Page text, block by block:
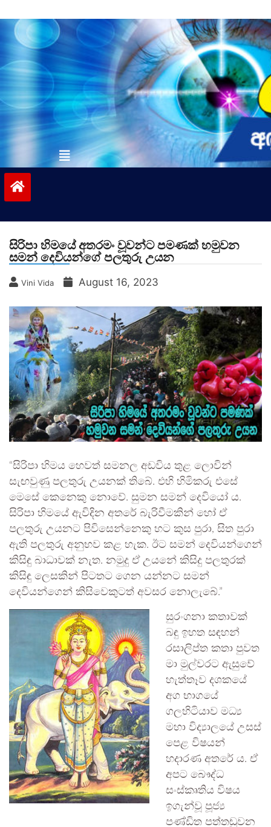
to
contentvinivida.lk
සිරිපා හිමයේ අතරමං වූවන්ට පමණක් හමුවන
සමන් දෙවියන්ගේ පලතුරු උයන
Vini Vida August 16, 2023
“සිරිපා හිමය හෙවත් සමනල අඩවිය තුළ ලොවින්
සැඟවුණු පලතුරු උයනක් තිබේ. එහි හිමිකරු එසේ
මෙසේ කෙනෙකු නොවේ. සුමන සමන් දෙවියෝ ය.
සිරිපා හිමයේ ඇවිදින අතරේ බැරිවීමකින් හෝ ඒ
පලතුරු උයනට පිවිසෙන්නෙකු හට කුස පුරා, සිත පුරා
ඇති පලතුරු අනුභව කළ හැක. ඊට සමන් දෙවියන්ගෙන්
කිසිඳු බාධාවක් නැත. නමුදු ඒ උයනේ කිසිදු පලතුරක්
කිසිඳු ලෙසකින් පිටතට ගෙන යන්නට සමන්
දෙවියන්ගෙන් කිසිවෙකුටත් අවසර නොලැබේ.”
සුරංගනා කතාවක්
බඳු ඉහත සඳහන්
රසාලිප්ත කතා පුවත
මා මුල්වරට ඇසුවේ
හැත්තෑව දශකයේ
අග භාගයේ
ගලහිටියාව මධ්‍ය
මහා විද්‍යාලයේ උසස්
පෙළ විෂයන්
හදාරණ අතරේ ය. ඒ
අපට බෞද්ධ
සංස්කෘතිය විෂය
ඉගැන්වූ පූජ්‍ය
පණ්ඩිත පත්තඬුවන